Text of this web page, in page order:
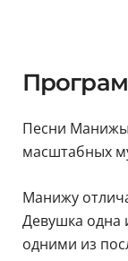
Песни Манижы
масштабных
Манижу
Девушка одна
одними из